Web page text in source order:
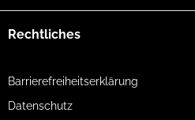
Rechtliches
Barrierefreiheitserklärung
Datenschutz